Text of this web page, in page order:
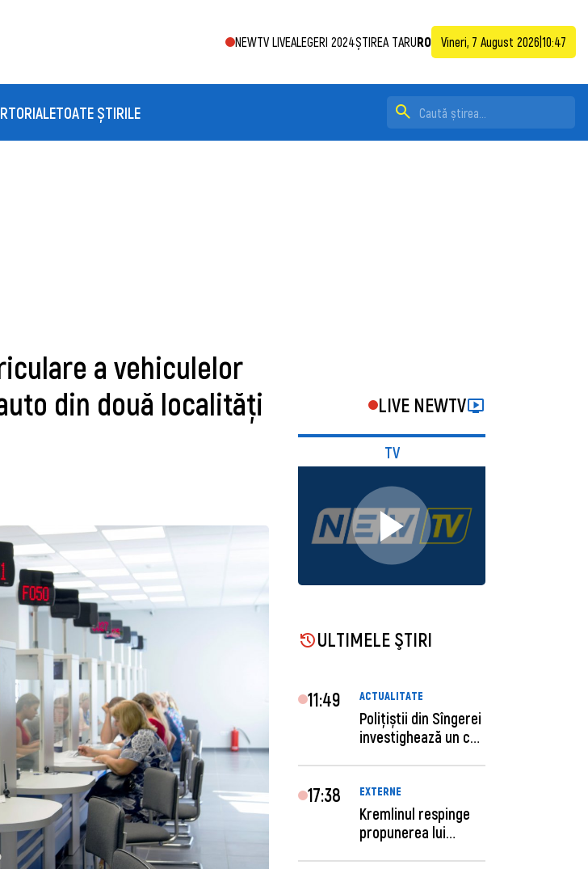
NEWTV LIVEALEGERI 2024ȘTIREA TARURO Vineri, 7 August 2026 10:48
TOATE ȘTIRILE
a vehiculelor
din două localități
LIVE NEWTV
TV
ULTIMELE ŞTIRI
11:49 ACTUALITATE
Polițiștii din Sîngerei
investighează un caz
17:38 EXTERNE
Kremlinul respinge
propunerea lui